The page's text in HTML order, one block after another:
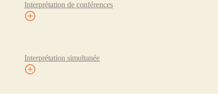
Interprétation de conférences
Interprétation simultanée